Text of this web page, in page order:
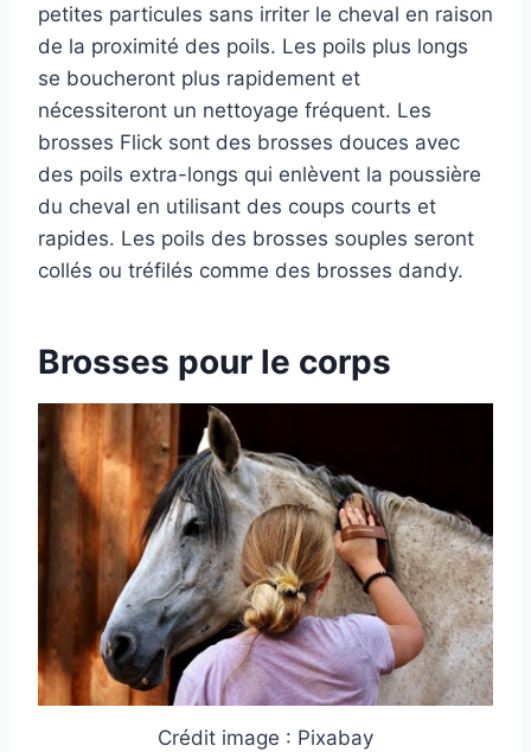
petites particules sans irriter le cheval en raison
de la proximité des poils. Les poils plus longs
se boucheront plus rapidement et
nécessiteront un nettoyage fréquent. Les
brosses Flick sont des brosses douces avec
des poils extra-longs qui enlèvent la poussière
du cheval en utilisant des coups courts et
rapides. Les poils des brosses souples seront
collés ou tréfilés comme des brosses dandy.
Brosses pour le corps
Crédit image : Pixabay